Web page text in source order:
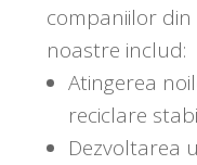
companiilor din
noastre includ:
Atingerea
reciclare
Dezvoltarea